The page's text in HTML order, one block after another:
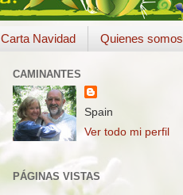
Carta Navidad Quienes somos
CAMINANTES
Spain
Ver todo mi perfil
PÁGINAS VISTAS